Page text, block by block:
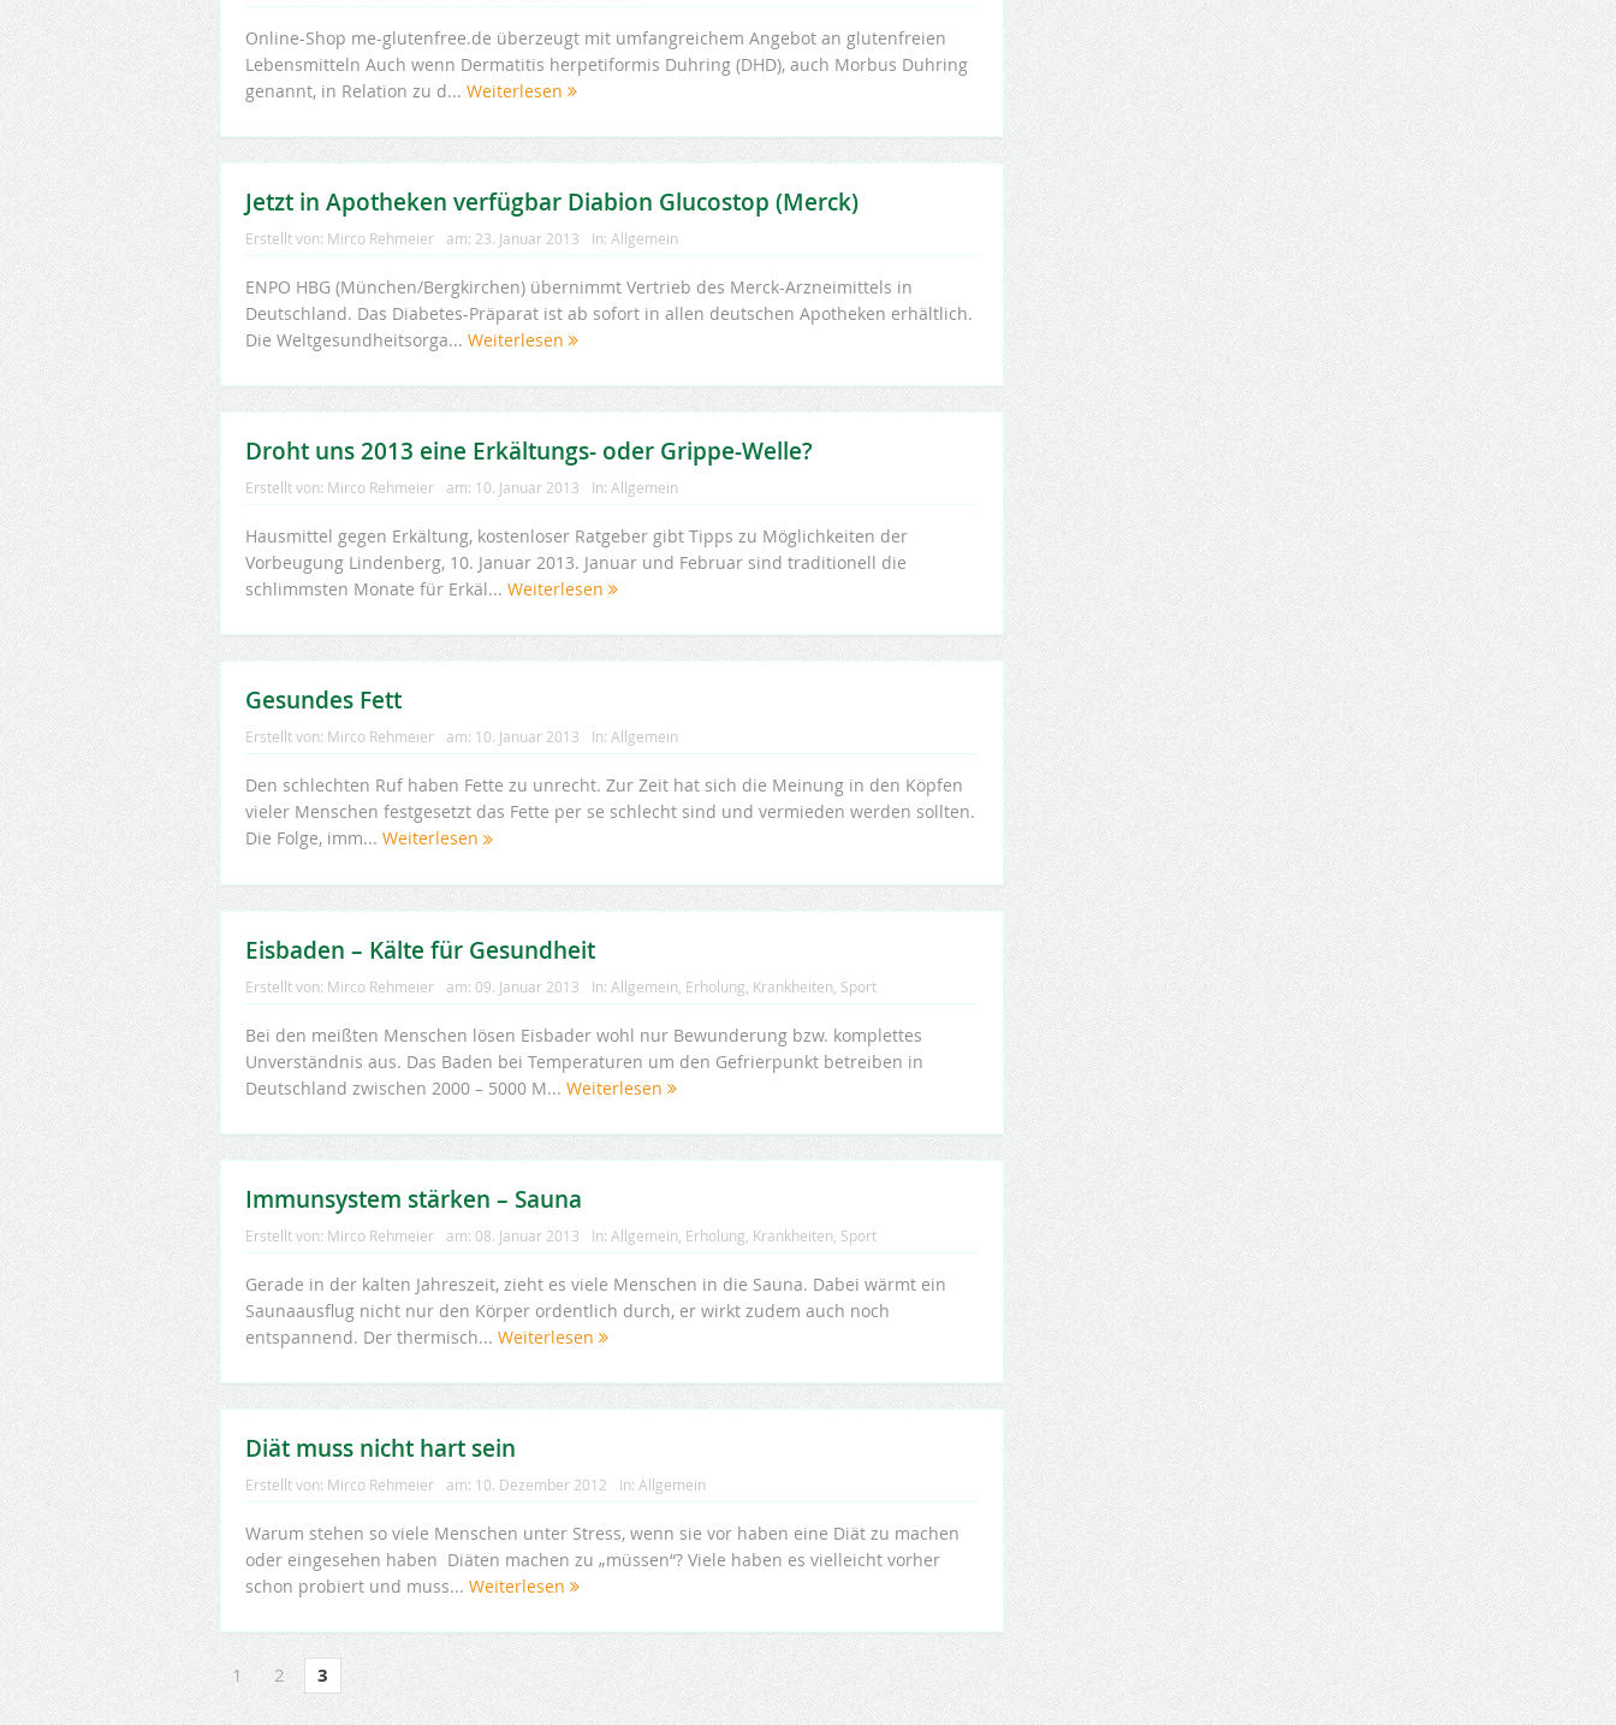
Online-Shop me-glutenfree.de überzeugt mit umfangreichem Angebot an glutenfreien
Lebensmitteln Auch wenn Dermatitis herpetiformis Duhring (DHD), auch Morbus Duhring
genannt, in Relation zu d... Weiterlesen
Jetzt in Apotheken verfügbar Diabion Glucostop (Merck)
Erstellt von: Mirco Rehmeier am: 23. Januar 2013 In: Allgemein
ENPO HBG (München/Bergkirchen) übernimmt Vertrieb des Merck-Arzneimittels in
Deutschland. Das Diabetes-Präparat ist ab sofort in allen deutschen Apotheken erhältlich.
Die Weltgesundheitsorga... Weiterlesen
Droht uns 2013 eine Erkältungs- oder Grippe-Welle?
Erstellt von: Mirco Rehmeier am: 10. Januar 2013 In: Allgemein
Hausmittel gegen Erkältung, kostenloser Ratgeber gibt Tipps zu Möglichkeiten der
Vorbeugung Lindenberg, 10. Januar 2013. Januar und Februar sind traditionell die
schlimmsten Monate für Erkäl... Weiterlesen
Gesundes Fett
Erstellt von: Mirco Rehmeier am: 10. Januar 2013 In: Allgemein
Den schlechten Ruf haben Fette zu unrecht. Zur Zeit hat sich die Meinung in den Köpfen
vieler Menschen festgesetzt das Fette per se schlecht sind und vermieden werden sollten.
Die Folge, imm... Weiterlesen
Eisbaden – Kälte für Gesundheit
Erstellt von: Mirco Rehmeier am: 09. Januar 2013 In: Allgemein Erholung Krankheiten Sport
Bei den meißten Menschen lösen Eisbader wohl nur Bewunderung bzw. komplettes
Unverständnis aus. Das Baden bei Temperaturen um den Gefrierpunkt betreiben in
Deutschland zwischen 2000 – 5000 M... Weiterlesen
Immunsystem stärken – Sauna
Erstellt von: Mirco Rehmeier am: 08. Januar 2013 In: Allgemein Erholung Krankheiten Sport
Gerade in der kalten Jahreszeit, zieht es viele Menschen in die Sauna. Dabei wärmt ein
Saunaausflug nicht nur den Körper ordentlich durch, er wirkt zudem auch noch
entspannend. Der thermisch... Weiterlesen
Diät muss nicht hart sein
Erstellt von: Mirco Rehmeier am: 10. Dezember 2012 In: Allgemein
Warum stehen so viele Menschen unter Stress, wenn sie vor haben eine Diät zu machen
oder eingesehen haben Diäten machen zu „müssen“? Viele haben es vielleicht vorher
schon probiert und muss... Weiterlesen
1 2 3